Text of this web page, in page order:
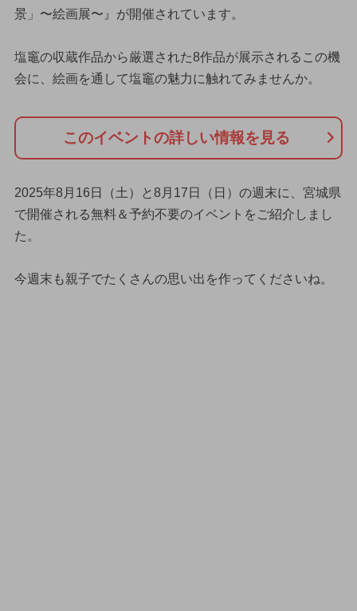
景」〜絵画展〜』が開催されています。
塩竈の収蔵作品から厳選された8作品が展示されるこの機
会に、絵画を通して塩竈の魅力に触れてみませんか。
このイベントの詳しい情報を見る
2025年8月16日（土）と8月17日（日）の週末に、宮城県
で開催される無料＆予約不要のイベントをご紹介しまし
た。
今週末も親子でたくさんの思い出を作ってくださいね。